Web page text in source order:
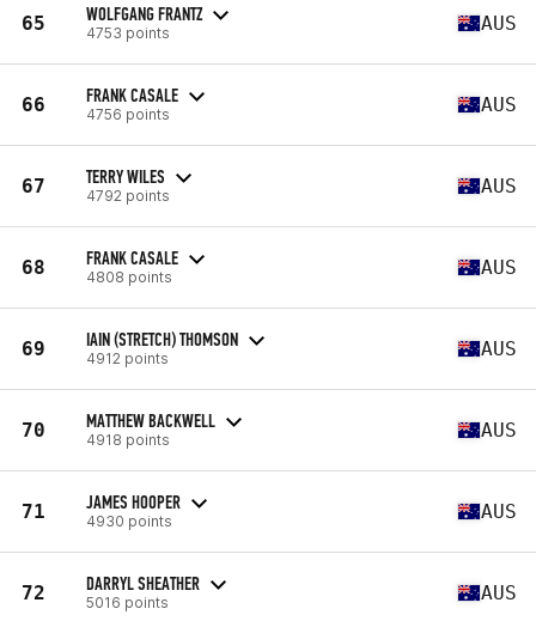
65 WOLFGANG FRANTZ
4753 points AUS
66 FRANK CASALE
4756 points AUS
67 TERRY WILES
4792 points AUS
68 FRANK CASALE
4808 points AUS
69 IAIN (STRETCH) THOMSON
4912 points AUS
70 MATTHEW BACKWELL
4918 points AUS
71 JAMES HOOPER
4930 points AUS
72 DARRYL SHEATHER
5016 points AUS